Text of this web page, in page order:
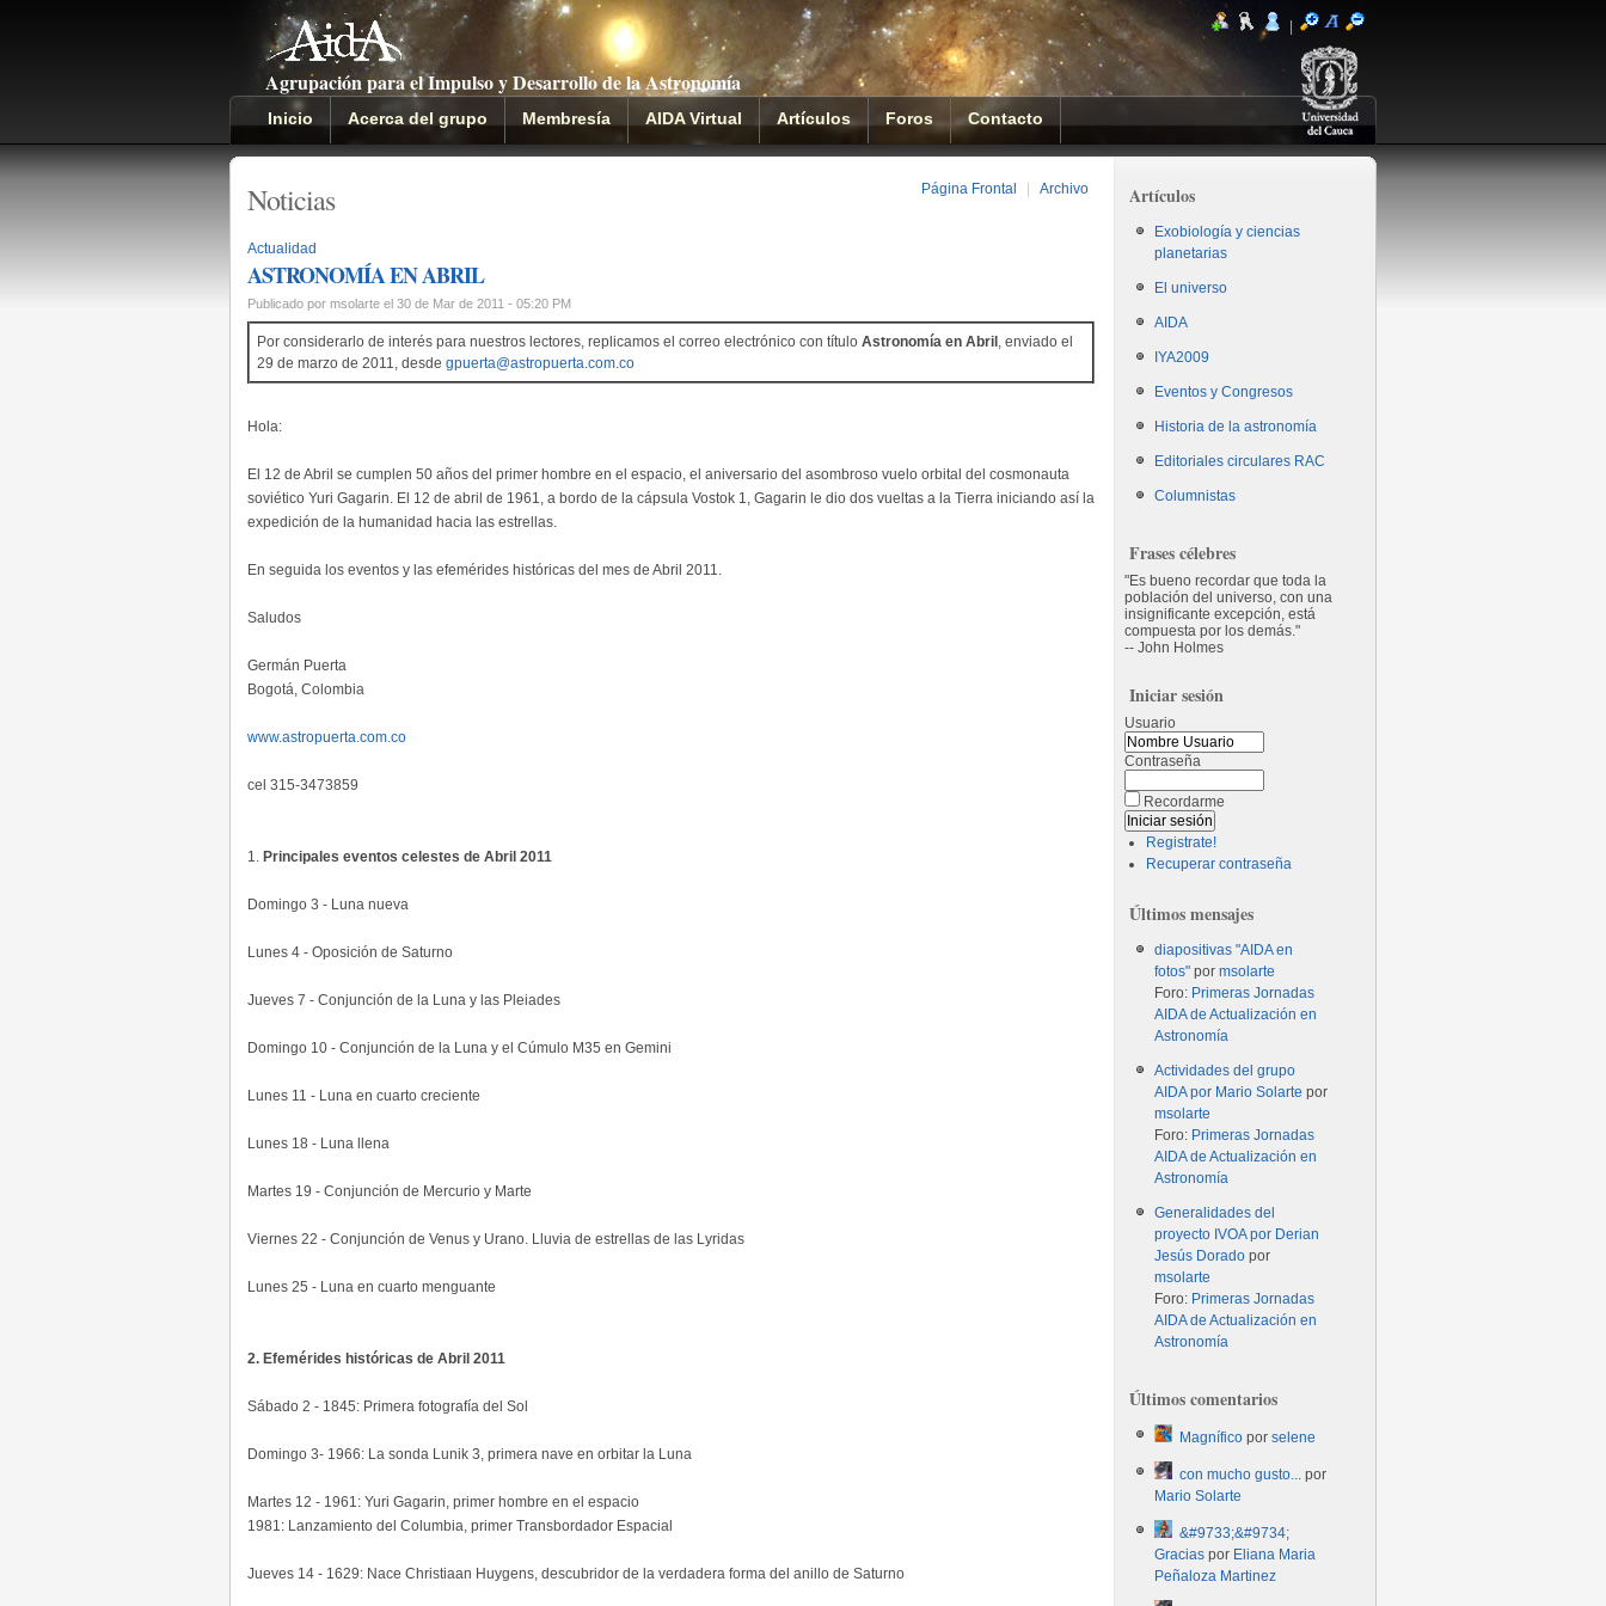
Agrupación para el Impulso y Desarrollo de la Astronomía
Inicio Acerca del grupo Membresía AIDA Virtual Artículos Foros Contacto
Noticias Página Frontal Archivo
Actualidad
ASTRONOMÍA EN ABRIL
Publicado por msolarte el 30 de Mar de 2011 - 05:20 PM
Por considerarlo de interés para nuestros lectores, replicamos el correo electrónico con título Astronomía en Abril , enviado el
29 de marzo de 2011, desde gpuerta@astropuerta.com.co
Hola:
El 12 de Abril se cumplen 50 años del primer hombre en el espacio, el aniversario del asombroso vuelo orbital del cosmonauta
soviético Yuri Gagarin. El 12 de abril de 1961, a bordo de la cápsula Vostok 1, Gagarin le dio dos vueltas a la Tierra iniciando así la
expedición de la humanidad hacia las estrellas.
En seguida los eventos y las efemérides históricas del mes de Abril 2011.
Saludos
Germán Puerta
Bogotá, Colombia
www.astropuerta.com.co
cel 315-3473859
1. Principales eventos celestes de Abril 2011
Domingo 3 - Luna nueva
Lunes 4 - Oposición de Saturno
Jueves 7 - Conjunción de la Luna y las Pleiades
Domingo 10 - Conjunción de la Luna y el Cúmulo M35 en Gemini
Lunes 11 - Luna en cuarto creciente
Lunes 18 - Luna llena
Martes 19 - Conjunción de Mercurio y Marte
Viernes 22 - Conjunción de Venus y Urano. Lluvia de estrellas de las Lyridas
Lunes 25 - Luna en cuarto menguante
2. Efemérides históricas de Abril 2011
Sábado 2 - 1845: Primera fotografía del Sol
Domingo 3- 1966: La sonda Lunik 3, primera nave en orbitar la Luna
Martes 12 - 1961: Yuri Gagarin, primer hombre en el espacio
1981: Lanzamiento del Columbia, primer Transbordador Espacial
Jueves 14 - 1629: Nace Christiaan Huygens, descubridor de la verdadera forma del anillo de Saturno
Artículos
Exobiología y ciencias
planetarias
El universo
AIDA
IYA2009
Eventos y Congresos
Historia de la astronomía
Editoriales circulares RAC
Columnistas
Frases célebres
Es bueno recordar que toda la
población del universo, con una
insignificante excepción, está
compuesta por los demás.
-- John Holmes
Iniciar sesión
Usuario
Contraseña
Recordarme
Registrate!
Recuperar contraseña
Últimos mensajes
diapositivas "AIDA en
fotos" pormsolarte
Foro: Primeras Jornadas
AIDA de Actualización en
Astronomía
Actividades del grupo
AIDA por Mario Solarte por
msolarte
Foro: Primeras Jornadas
AIDA de Actualización en
Astronomía
Generalidades del
proyecto IVOA por Derian
Jesús Dorado por
msolarte
Foro: Primeras Jornadas
AIDA de Actualización en
Astronomía
Últimos comentarios
Magnífico porselene
con mucho gusto... por
Mario Solarte
&#9733;&#9734;
Gracias por Eliana Maria
Peñaloza Martinez